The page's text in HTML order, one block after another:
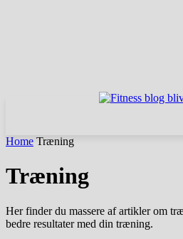
Home Træning
Træning
Her finder du massere af artikler om
bedre resultater med din træning.